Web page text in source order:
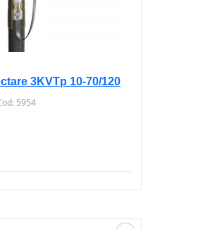
3KVTp 10-70/120
5954